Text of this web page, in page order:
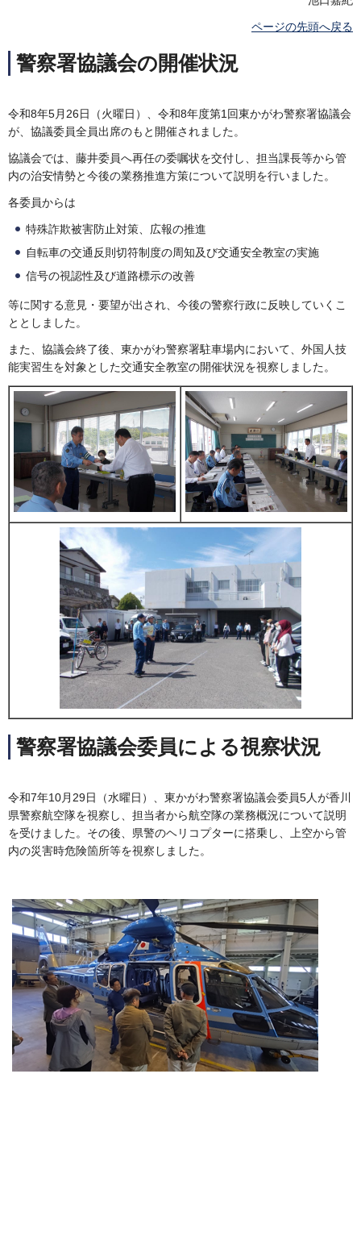
ページの先頭へ戻る
警察署協議会の開催状況
令和8年5月26日（火曜日）、令和8年度第1回東かがわ警察署協議会
が、協議委員全員出席のもと開催されました。
協議会では、藤井委員へ再任の委嘱状を交付し、担当課長等から管
内の治安情勢と今後の業務推進方策について説明を行いました。
各委員からは
特殊詐欺被害防止対策、広報の推進
自転車の交通反則切符制度の周知及び交通安全教室の実施
信号の視認性及び道路標示の改善
等に関する意見・要望が出され、今後の警察行政に反映していくこ
ととしました。
また、協議会終了後、東かがわ警察署駐車場内において、外国人技
能実習生を対象とした交通安全教室の開催状況を視察しました。
警察署協議会委員による視察状況
令和7年10月29日（水曜日）、東かがわ警察署協議会委員5人が香川
県警察航空隊を視察し、担当者から航空隊の業務概況について説明
を受けました。その後、県警のヘリコプターに搭乗し、上空から管
内の災害時危険箇所等を視察しました。